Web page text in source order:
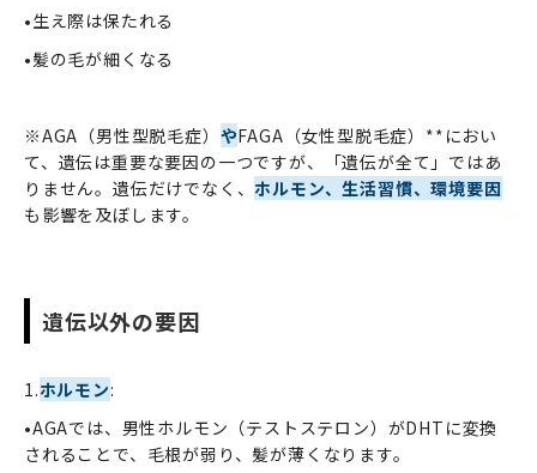
•生え際は保たれる
•髪の毛が細くなる
※AGA（男性型脱毛症） やFAGA（女性型脱毛症）**におい
て、遺伝は重要な要因の一つですが、「遺伝が全て」ではあ
りません。遺伝だけでなく、ホルモン、生活習慣、環境要因
も影響を及ぼします。
遺伝以外の要因
1.ホルモン:
•AGAでは、男性ホルモン（テストステロン）がDHTに変換
されることで、毛根が弱り、髪が薄くなります。